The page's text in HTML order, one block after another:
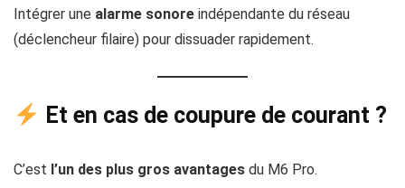
Intégrer une alarme sonore indépendante du réseau
(déclencheur filaire) pour dissuader rapidement.
Et en cas de coupure de courant ?
C’est l’un des plus gros avantages du M6 Pro.